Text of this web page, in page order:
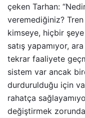
çeken Tarhan:
veremediğiniz?
kimseye, hiçbir
satış yapamıyor,
tekrar faaliyete
sistem var ancak
durdurulduğu için
rahatça
değiştirmek zorunda